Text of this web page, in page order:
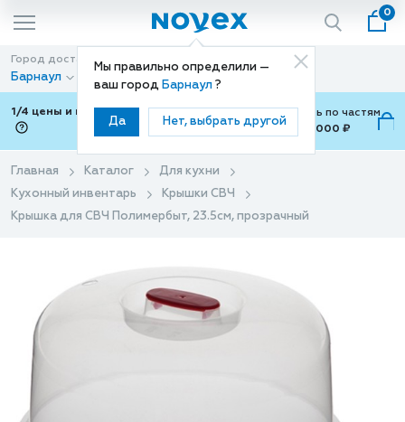
Мы правильно определили —
ваш город Барнаул ?
Да Нет, выбрать другой
0
Город доставки
Барнаул
Способ доставки
Доставка
1/4 цены и покупки ваши с Подели
Можно оплатить по частям
от 700 ₽ до 15,000 ₽
Главная Каталог
Для кухни
Кухонный инвентарь
Крышки СВЧ
Крышка для СВЧ Полимербыт, 23.5см, прозрачный